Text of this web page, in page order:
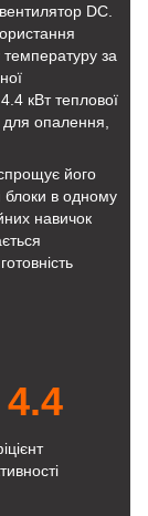
DC.
температуру за
кВт теплової
для опалення,
його
блоки в одному
навичок